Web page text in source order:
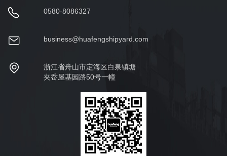
0580-8086327
business@huafengshipyard.com
浙江省舟山市定海区白泉镇塘
夹岙屋基园路50号一幢